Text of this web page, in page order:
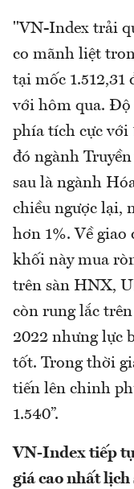
"VN-Index trải
co mãnh liệt
tại mốc 1.512,31
với hôm qua.
phía tích cực với
đó ngành
sau là ngành
chiều ngược lại,
hơn 1%. Về
khối này mua
trên sàn HNX,
còn rung lắc
2022 nhưng lực
tốt. Trong thời
tiến lên chinh
1.540”.
VN-Index tiếp
giá cao nhất